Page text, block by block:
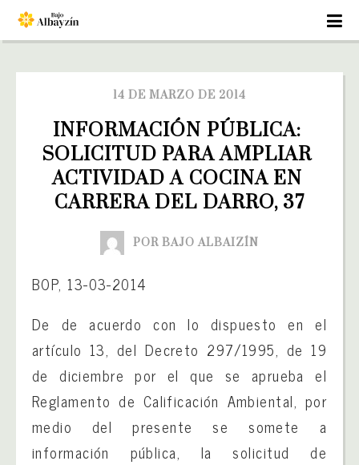
14 DE MARZO DE 2014
INFORMACIÓN PÚBLICA:
SOLICITUD PARA AMPLIAR
ACTIVIDAD A COCINA EN
CARRERA DEL DARRO, 37
POR BAJO ALBAIZÍN
BOP, 13-03-2014
De de acuerdo con lo dispuesto en el
artículo 13, del Decreto 297/1995, de 19
de diciembre por el que se aprueba el
Reglamento de Calificación Ambiental, por
medio del presente se somete a
información pública, la solicitud de